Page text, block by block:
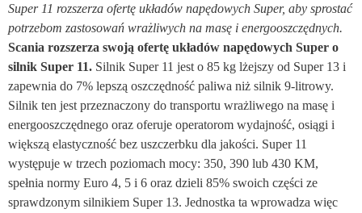
Super 11 rozszerza ofertę układów napędowych Super, aby sprostać
potrzebom zastosowań wrażliwych na masę i energooszczędnych.
Scania rozszerza swoją ofertę układów napędowych Super o
silnik Super 11. Silnik Super 11 jest o 85 kg lżejszy od Super 13 i
zapewnia do 7% lepszą oszczędność paliwa niż silnik 9-litrowy.
Silnik ten jest przeznaczony do transportu wrażliwego na masę i
energooszczędnego oraz oferuje operatorom wydajność, osiągi i
większą elastyczność bez uszczerbku dla jakości. Super 11
występuje w trzech poziomach mocy: 350, 390 lub 430 KM,
spełnia normy Euro 4, 5 i 6 oraz dzieli 85% swoich części ze
sprawdzonym silnikiem Super 13. Jednostka ta wprowadza więc